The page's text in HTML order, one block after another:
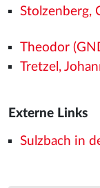
Stolzenberg,
Theodor
Tretzel,
Externe Links
Sulzbach in